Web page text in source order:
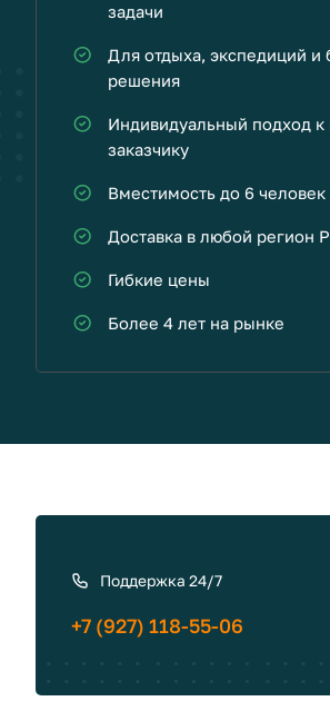
задачи
Для отдыха, экспедиций и
решения
Индивидуальный подход
заказчику
Вместимость до 6 человек
Доставка в любой регион
Гибкие цены
Более 4 лет на рынке
К
з
Поддержка 24/7
+7 (927) 118-55-06